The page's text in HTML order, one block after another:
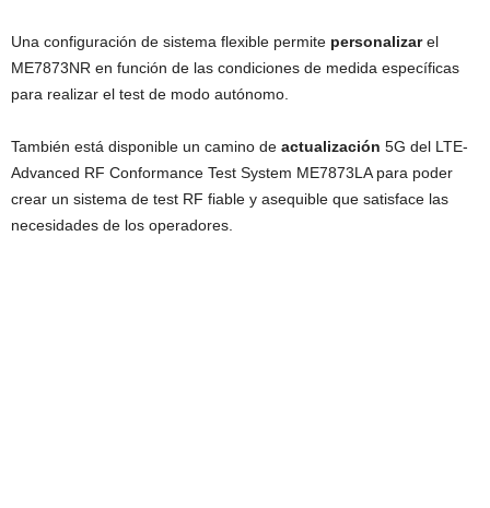
Una configuración de sistema flexible permite personalizarel
ME7873NR en función de las condiciones de medida específicas
para realizar el test de modo autónomo.
También está disponible un camino de actualización 5G del LTE-
Advanced RF Conformance Test System ME7873LA para poder
crear un sistema de test RF fiable y asequible que satisface las
necesidades de los operadores.